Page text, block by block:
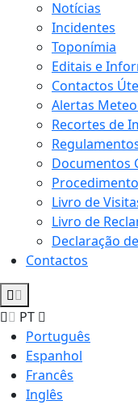
Notícias
Incidentes
Toponímia
Editais e
Contactos
Alertas
Recortes de
Documentos
Livro de
Livro de
Declaração
Contactos
PT
Português
Espanhol
Francês
Inglês